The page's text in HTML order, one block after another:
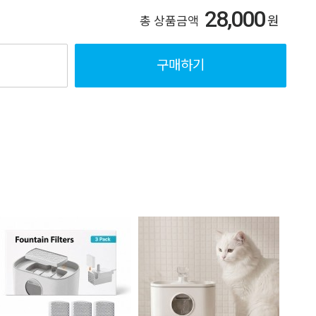
총 상품금액 28,000원
구매하기